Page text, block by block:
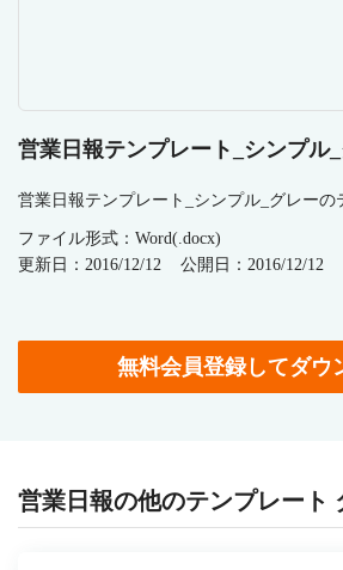
営業日報テンプレート_シンプル
営業日報テンプレート_シンプル_グレーの
ファイル形式：Word(.docx)
更新日：2016/12/12
公開日：2016/12/12
無料会員登録してダウ
営業日報の他のテンプレート